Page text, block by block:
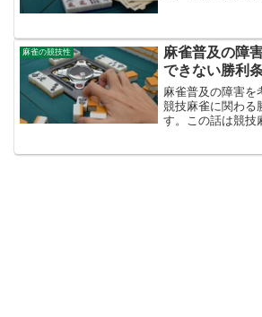
行おうとは思わず
麻雀の競技性
麻雀普及の障
できない勝利
麻雀普及の障害を
競技麻雀に関わる
す。この話は競技